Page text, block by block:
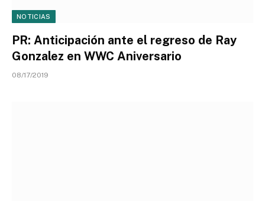
NOTICIAS
PR: Anticipación ante el regreso de Ray
Gonzalez en WWC Aniversario
08/17/2019